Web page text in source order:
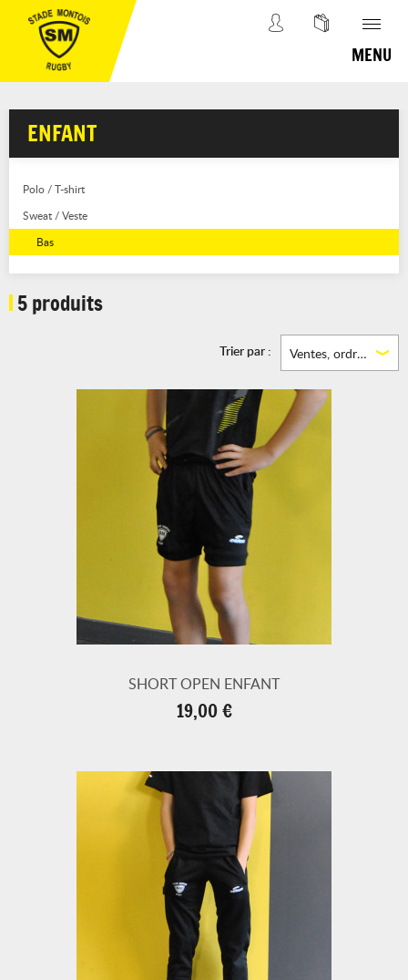
MENU
ENFANT
Polo / T-shirt
Sweat / Veste
Bas
5 produits
Trier par : Ventes, ordre décroissant
SHORT OPEN ENFANT
Prix
19,00 €